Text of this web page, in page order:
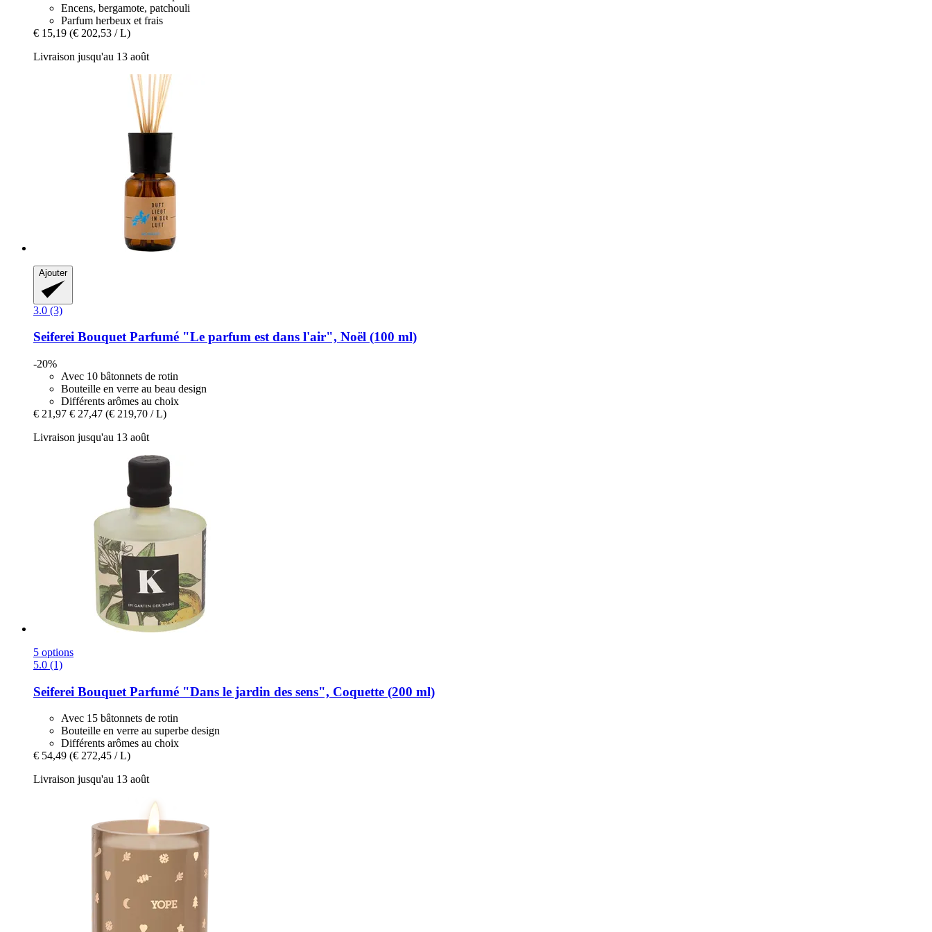
Encens, bergamote, patchouli
Parfum herbeux et frais
€ 15,19 (€ 202,53 / L)
Livraison jusqu'au 13 août
Ajouter
3.0 (3)
Seiferei Bouquet Parfumé "Le parfum est dans l'air", Noël (100 ml)
-20%
Avec 10 bâtonnets de rotin
Bouteille en verre au beau design
Différents arômes au choix
€ 21,97 € 27,47 (€ 219,70 / L)
Livraison jusqu'au 13 août
5 options
5.0 (1)
Seiferei Bouquet Parfumé "Dans le jardin des sens", Coquette (200 ml)
Avec 15 bâtonnets de rotin
Bouteille en verre au superbe design
Différents arômes au choix
€ 54,49 (€ 272,45 / L)
Livraison jusqu'au 13 août